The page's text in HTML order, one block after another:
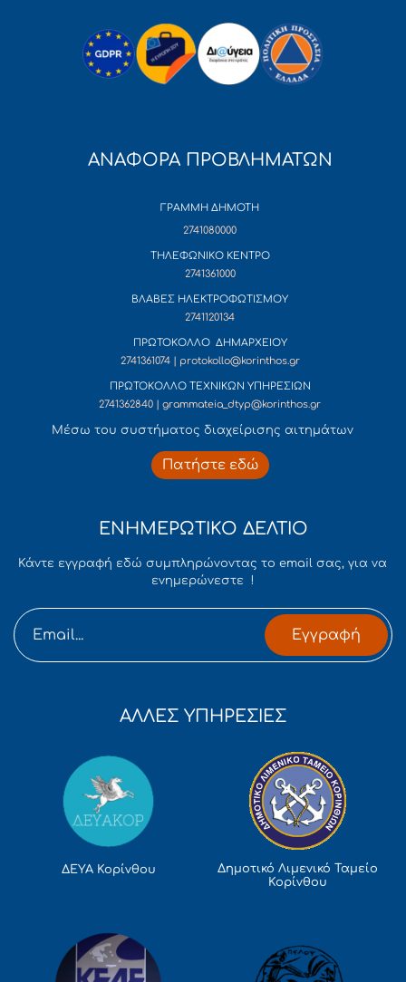
ΑΝΑΦΟΡΑ ΠΡΟΒΛΗΜΑΤΩΝ
ΓΡΑΜΜΗ ΔΗΜΟΤΗ
2741080000
ΤΗΛΕΦΩΝΙΚΟ ΚΕΝΤΡΟ
2741361000
ΒΛΑΒΕΣ ΗΛΕΚΤΡΟΦΩΤΙΣΜΟΥ
2741120134
ΠΡΩΤΟΚΟΛΛΟ ΔΗΜΑΡΧΕΙΟΥ
2741361074 | protokollo@korinthos.gr
ΠΡΩΤΟΚΟΛΛΟ ΤΕΧΝΙΚΩΝ ΥΠΗΡΕΣΙΩΝ
2741362840 | grammateia_dtyp@korinthos.gr
Mέσω του συστήματος διαχείρισης αιτημάτων
Πατήστε εδώ
ΕΝΗΜΕΡΩΤΙΚΟ ΔΕΛΤΙΟ
Κάντε εγγραφή εδώ συμπληρώνοντας το email σας, για να
ενημερώνεστε !
Εγγραφή
ΑΛΛΕΣ ΥΠΗΡΕΣΙΕΣ
ΔΕΥΑ Κορίνθου
Δημοτικό Λιμενικό Ταμείο
Κορίνθου